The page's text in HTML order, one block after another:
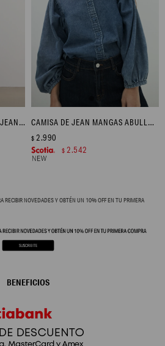
CAMISA DE JEAN BORDADA - JEAN MEDIO CAMISA DE JEAN MANGAS ABULLONADAS - JEAN MEDIO
$ 2.990
$ 2.542
RECIBIR NOVEDADES Y OBTÉN UN 10% OFF EN TU PRIMERA
BENEFICIOS